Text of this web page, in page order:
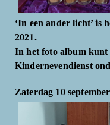
‘In een ander licht’ is
2021.
In het foto album kunt
Kindernevendienst
Zaterdag 10